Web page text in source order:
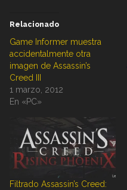
Relacionado
Game Informer muestra
accidentalmente otra
imagen de Assassin’s
Creed III
1 marzo, 2012
En «PC»
Filtrado Assassin’s Creed: